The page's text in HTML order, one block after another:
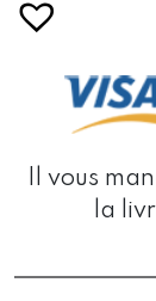
Il vous
la